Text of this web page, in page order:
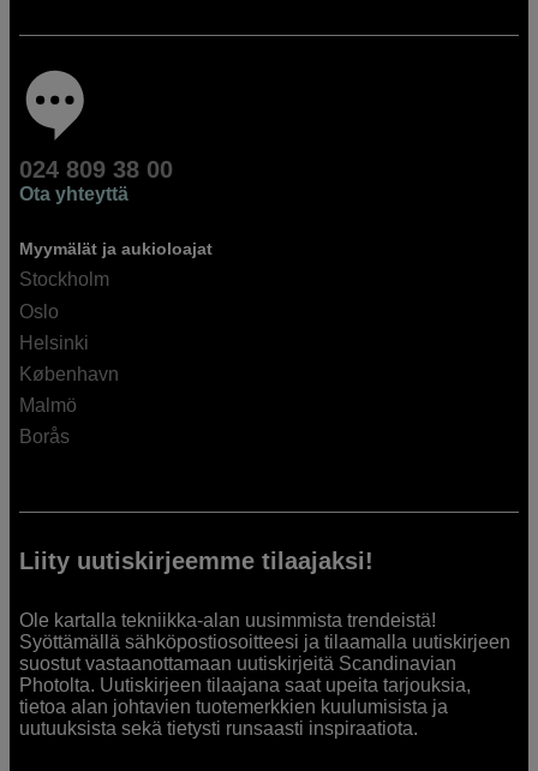
024 809 38 00
Ota yhteyttä
Myymälät ja aukioloajat
Stockholm
Oslo
Helsinki
København
Malmö
Borås
Liity uutiskirjeemme tilaajaksi!
Ole kartalla tekniikka-alan uusimmista trendeistä!
Syöttämällä sähköpostiosoitteesi ja tilaamalla uutiskirjeen
suostut vastaanottamaan uutiskirjeitä Scandinavian
Photolta. Uutiskirjeen tilaajana saat upeita tarjouksia,
tietoa alan johtavien tuotemerkkien kuulumisista ja
uutuuksista sekä tietysti runsaasti inspiraatiota.